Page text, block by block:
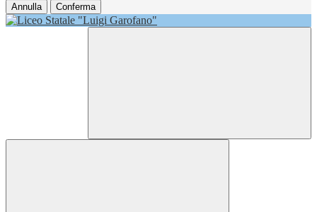
Annulla Conferma